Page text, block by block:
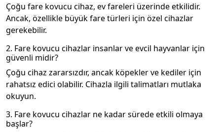
Çoğu fare kovucu cihaz, ev fareleri üzerinde etkilidir.
Ancak, özellikle büyük fare türleri için özel cihazlar
gerekebilir.
2. Fare kovucu cihazlar insanlar ve evcil hayvanlar için
güvenli midir?
Çoğu cihaz zararsızdır, ancak köpekler ve kediler için
rahatsız edici olabilir. Cihazla ilgili talimatları mutlaka
okuyun.
3. Fare kovucu cihazlar ne kadar sürede etkili olmaya
başlar?